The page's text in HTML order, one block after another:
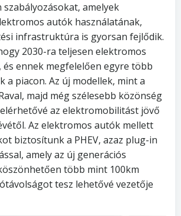
amelyek
autók használatának,
infrastruktúra is gyorsan fejlődik.
2030-ra teljesen elektromos
és ennek megfelelően egyre több
a piacon. Az új modellek, mint a
majd még szélesebb közönség
az elektromobilitást jövő
Az elektromos autók mellett
biztosítunk a PHEV, azaz plug-in
amely az új generációs
több mint 100km
tesz lehetővé vezetője